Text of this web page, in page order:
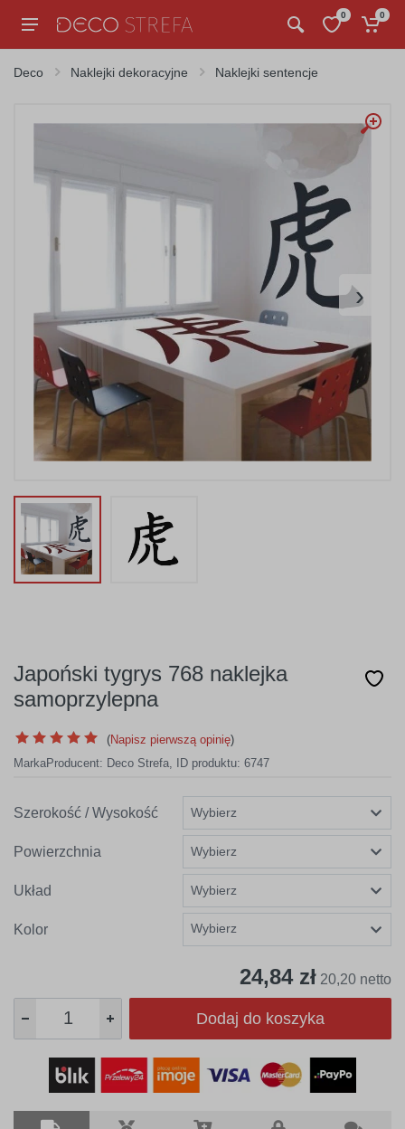
0 0
Deco Naklejki dekoracyjne Naklejki sentencje
›
Japoński tygrys 768 naklejka
samoprzylepna
(Napisz pierwszą opinię)
MarkaProducent: Deco Strefa, ID produktu: 6747
Szerokość / Wysokość
Powierzchnia
Układ
Kolor Wybierz
24,84 zł 20,20 netto
Dodaj do koszyka